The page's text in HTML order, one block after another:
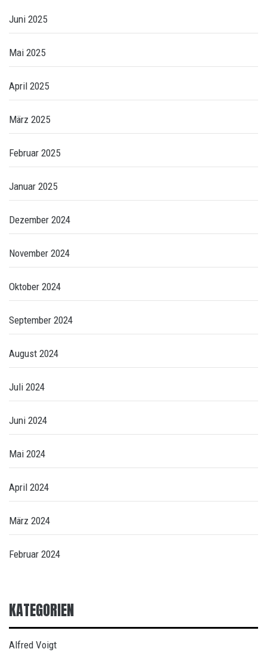
Juni 2025
Mai 2025
April 2025
März 2025
Februar 2025
Januar 2025
Dezember 2024
November 2024
Oktober 2024
September 2024
August 2024
Juli 2024
Juni 2024
Mai 2024
April 2024
März 2024
Februar 2024
KATEGORIEN
Alfred Voigt